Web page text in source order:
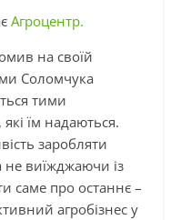
Агроцентр.
на своїй
Соломчука
тими
їм надаються.
заробляти
виїжджаючи із
саме про останнє –
агробізнес у